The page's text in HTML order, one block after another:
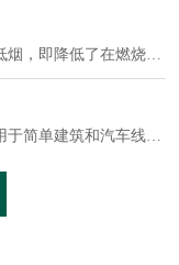
低烟无卤电力电缆是什么电缆？顾名思义：低烟，即降低了在燃烧时有害物体的产生；卤素对于人体来说是一种有毒气体，无卤就是没有毒气体的释放，通常是针对电缆遇火灾时而言的。低烟无卤电力电缆又可以称之为环保电缆，低烟无卤电缆大多数用于医院和对环境卫生要求比较严格的地方。
电缆线是用于电力传输的管路。电缆线普遍用于简单建筑和汽车线材，作为能源输送缆线，电缆线的复杂结构勿庸置疑。根据目标功能，电缆线具有以下一些特点：建筑用和车用线材要求轻质、大批量生产、价格低廉、具有相当的电学和力学性能和长时间的耐老化性能；工业用线材必须具有符合客户要求的性能；